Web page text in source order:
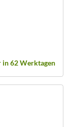
in 62 Werktagen